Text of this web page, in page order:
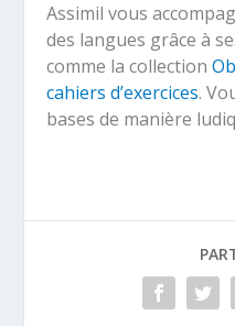
Assimil vous
des langues grâce à
comme la collection
cahiers d’exercices.
bases de manière